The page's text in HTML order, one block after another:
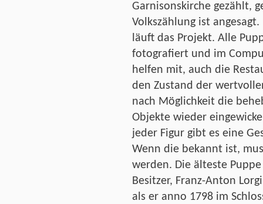
Garnisonskirche gezählt,
Volkszählung ist
läuft das Projekt. Alle
fotografiert und im
helfen mit, auch die
den Zustand der
nach Möglichkeit die
Objekte wieder
jeder Figur gibt es eine
Wenn die bekannt ist,
werden. Die älteste
Besitzer, Franz-Anton
als er anno 1798 im